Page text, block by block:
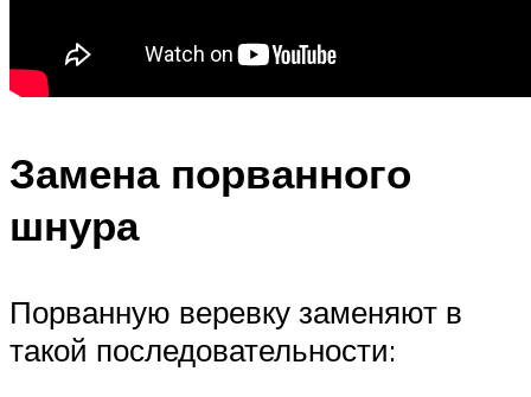
Замена порванного
шнура
Порванную веревку заменяют в
такой последовательности: